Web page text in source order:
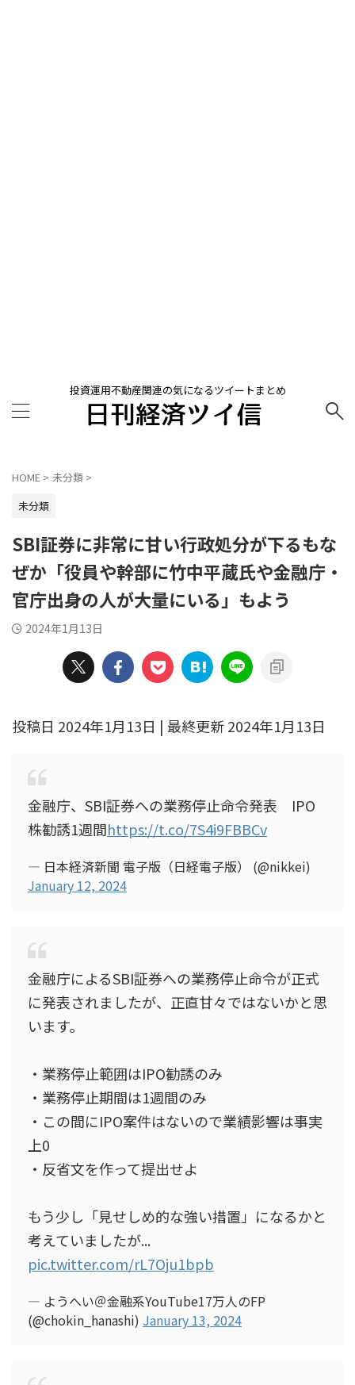
投資運用不動産関連の気になるツイートまとめ
HOME > 未分類 >
未分類
SBI証券に非常に甘い行政処分が下るもな
ぜか「役員や幹部に竹中平蔵氏や金融庁・
官庁出身の人が大量にいる」もよう
2024年1月13日
投稿日 2024年1月13日 | 最終更新 2024年1月13日
金融庁、SBI証券への業務停止命令発表 IPO
株勧誘1週間https://t.co/7S4i9FBBCv
— 日本経済新聞 電子版（日経電子版） (@nikkei)
January 12, 2024
金融庁によるSBI証券への業務停止命令が正式
に発表されましたが、正直甘々ではないかと思
います。
・業務停止範囲はIPO勧誘のみ
・業務停止期間は1週間のみ
・この間にIPO案件はないので業績影響は事実
上0
・反省文を作って提出せよ
もう少し「見せしめ的な強い措置」になるかと
考えていましたが...
pic.twitter.com/rL7Oju1bpb
— ようへい＠金融系YouTube17万人のFP
(@chokin_hanashi) January 13, 2024